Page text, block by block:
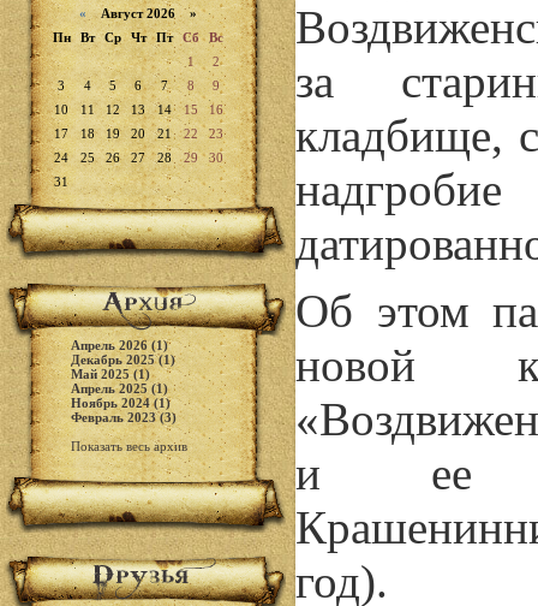
«Август 2026 »
Пн
Вт Ср Чт Пт Сб
Вс
1
2
3
4 5 6 7 8
9
10
11 12 13 14 15
16
17
18 19 20 21 22
23
24
25 26 27 28 29
30
31
Апрель 2026 (1)
Декабрь 2025 (1)
Май 2025 (1)
Апрель 2025 (1)
Ноябрь 2024 (1)
Февраль 2023 (3)
Показать весь архив
за
кладбище,
Об этом
новой
и ее
год).